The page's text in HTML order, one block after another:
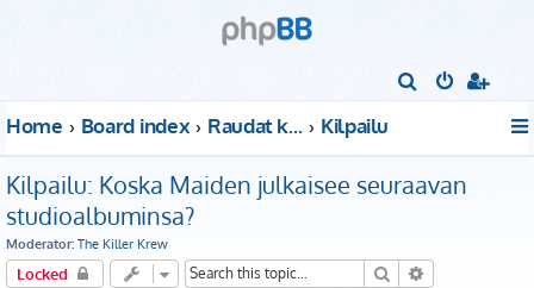
c
Home Board index Raudat kattoon! Kilpailu
Kilpailu: Koska Maiden julkaisee seuraavan
studioalbuminsa?
Moderator: The Killer Krew
Locked Search